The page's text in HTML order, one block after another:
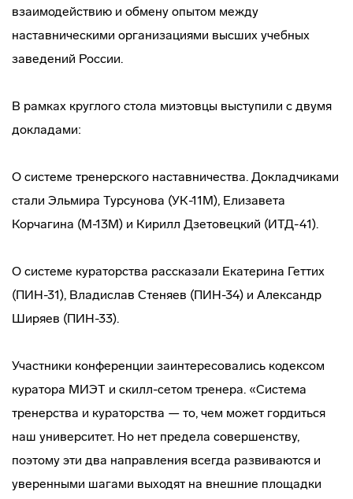
взаимодействию и обмену опытом между
наставническими организациями высших учебных
заведений России.
В рамках круглого стола миэтовцы выступили с двумя
докладами:
О системе тренерского наставничества. Докладчиками
стали Эльмира Турсунова (УК-11М), Елизавета
Корчагина (М-13М) и Кирилл Дзетовецкий (ИТД-41).
О системе кураторства рассказали Екатерина Геттих
(ПИН-31), Владислав Стеняев (ПИН-34) и Александр
Ширяев (ПИН-33).
Участники конференции заинтересовались кодексом
куратора МИЭТ и скилл-сетом тренера. «Система
тренерства и кураторства — то, чем может гордиться
наш университет. Но нет предела совершенству,
поэтому эти два направления всегда развиваются и
уверенными шагами выходят на внешние площадки